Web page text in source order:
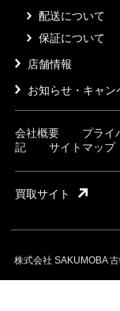
配送について
保証について
店舗情報
お知らせ・キャン
会社概要 プライ
記
サイトマップ
買取サイト
株式会社 SAKUMOBA